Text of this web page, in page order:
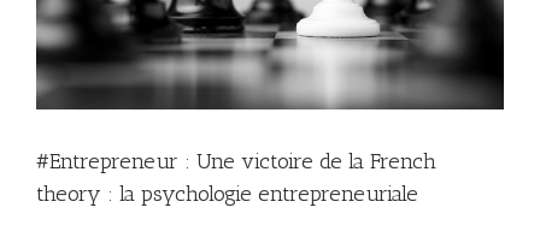
#Entrepreneur : Une victoire de la French
theory : la psychologie entrepreneuriale